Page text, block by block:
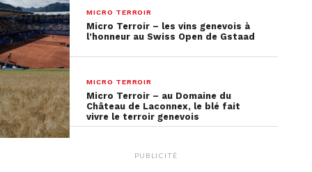
MICRO TERROIR
Micro Terroir – les vins genevois à
l’honneur au Swiss Open de Gstaad
MICRO TERROIR
Micro Terroir – au Domaine du
Château de Laconnex, le blé fait
vivre le terroir genevois
PUBLICITÉ